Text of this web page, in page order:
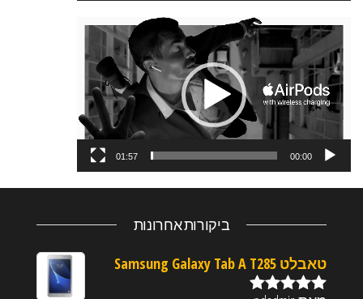
נגן
וידאו
00:00
01:57
ביקורות אחרונות
טאבלט Samsung Galaxy Tab A T285